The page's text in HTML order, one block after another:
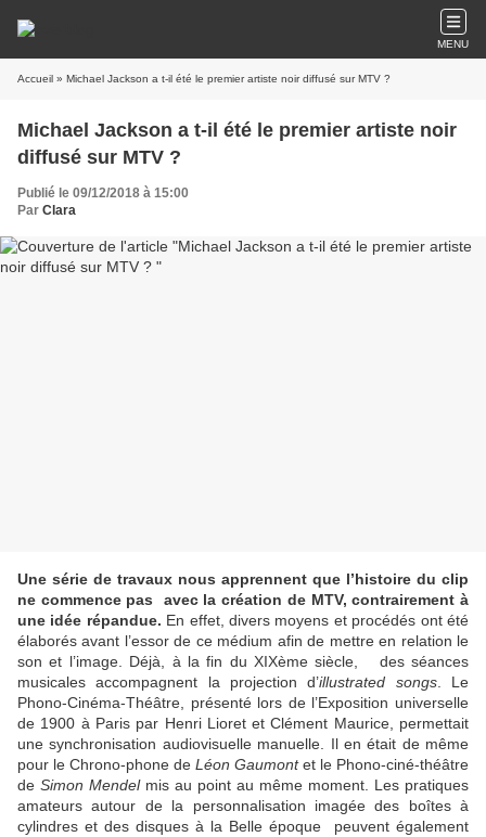
MENU
Accueil » Michael Jackson a t-il été le premier artiste noir diffusé sur MTV ?
Michael Jackson a t-il été le premier artiste noir
diffusé sur MTV ?
Publié le 09/12/2018 à 15:00
Par Clara
Une série de travaux nous apprennent que l’histoire du clip
ne commence pas avec la création de MTV, contrairement à
une idée répandue. En effet, divers moyens et procédés ont été
élaborés avant l’essor de ce médium afin de mettre en relation le
son et l’image. Déjà, à la fin du XIXème siècle, des séances
musicales accompagnent la projection d’illustrated songs. Le
Phono-Cinéma-Théâtre, présenté lors de l’Exposition universelle
de 1900 à Paris par Henri Lioret et Clément Maurice, permettait
une synchronisation audiovisuelle manuelle. Il en était de même
pour le Chrono-phone de Léon Gaumontet le Phono-ciné-théâtre
de Simon Mendelmis au point au même moment. Les pratiques
amateurs autour de la personnalisation imagée des boîtes à
cylindres et des disques à la Belle époque peuvent également